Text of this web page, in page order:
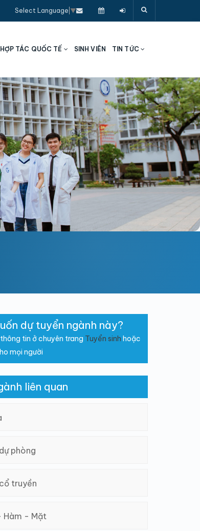
Select Language ▼
HỢP TÁC QUỐC TẾ SINH VIÊN TIN TỨC
dự tuyển ngành này?
tin ở chuyên trang Tuyển sinh hoặc
mọi người
liên quan
phòng
truyền
Hàm - Mặt